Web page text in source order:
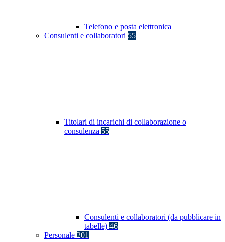
Telefono e posta elettronica
Consulenti e collaboratori 55
Titolari di incarichi di collaborazione o
consulenza 55
Consulenti e collaboratori (da pubblicare in
tabelle) 46
Personale 201